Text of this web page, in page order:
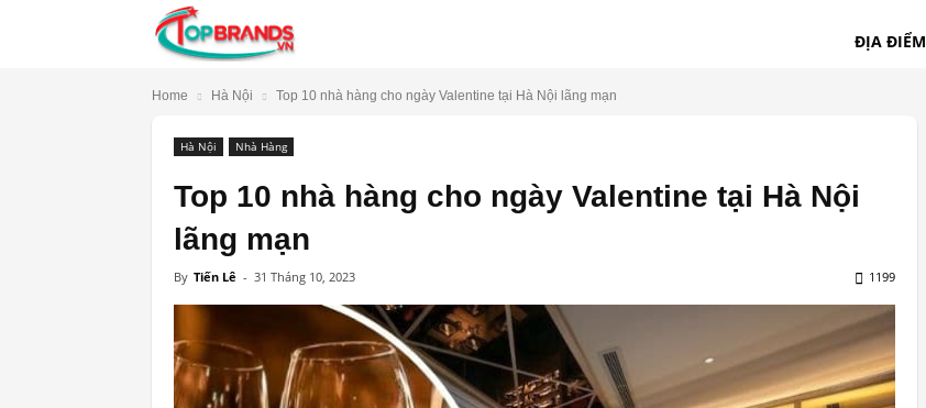
ĐỊA ĐIỂM
Home Hà Nội Top 10 nhà hàng cho ngày Valentine tại Hà Nội lãng mạn
Hà Nội Nhà Hàng
Top 10 nhà hàng cho ngày Valentine tại Hà Nội
lãng mạn
By Tiến Lê - 31 Tháng 10, 2023 1199